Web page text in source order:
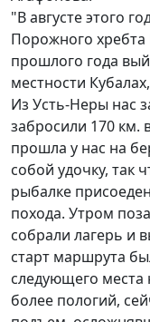
"В августе этого
Порожного
прошлого года
местности
Из Усть-Неры нас
забросили 170 км.
прошла у нас на
собой удочку, так
рыбалке
похода. Утром
собрали лагерь и
старт маршрута
следующего
более пологий,